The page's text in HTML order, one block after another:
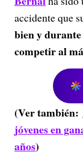
accidente que
bien y
competir al
(Ver también:
jóvenes en
años)